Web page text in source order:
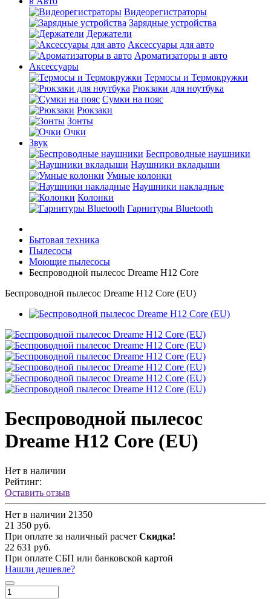
Видеорегистраторы
Зарядные устройства
Держатели
Аксессуары для авто
Ароматизаторы в авто
Аксессуары
Термосы и Термокружки
Рюкзаки для ноутбука
Сумки на пояс
Рюкзаки
Зонты
Очки
Звук
Беспроводные наушники
Наушники вкладыши
Умные колонки
Наушники накладные
Колонки
Гарнитуры Bluetooth
Бытовая техника
Пылесосы
Моющие пылесосы
Беспроводной пылесос Dreame H12 Core
Беспроводной пылесос Dreame H12 Core (EU)
Беспроводной пылесос
Dreame H12 Core (EU)
Нет в наличии
Рейтинг:
Оставить отзыв
Нет в наличии 21350
21 350 руб.
При оплате за наличный расчет Скидка!
22 631 руб.
При оплате СБП или банковской картой
Нашли дешевле?